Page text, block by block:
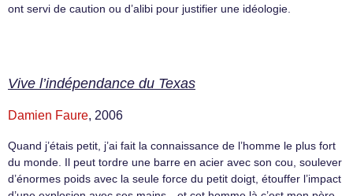
ont servi de caution ou d’alibi pour justifier une idéologie.
Vive l’indépendance du Texas
Damien Faure, 2006
Quand j’étais petit, j’ai fait la connaissance de l’homme le plus fort
du monde. Il peut tordre une barre en acier avec son cou, soulever
d’énormes poids avec la seule force du petit doigt, étouffer l’impact